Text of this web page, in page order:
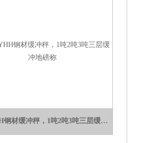
SCS-YHH钢材缓冲秤，1吨2吨3吨三层缓冲地磅称